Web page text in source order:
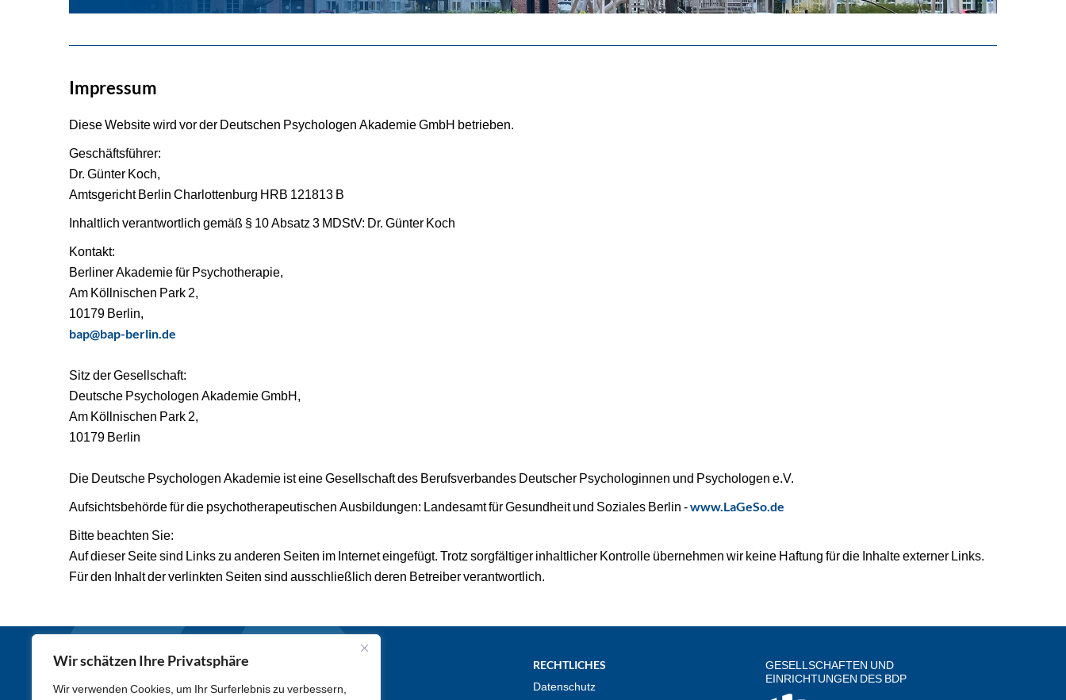
Wir schätzen Ihre Privatsphäre
Wir verwenden Cookies, um Ihr Surferlebnis zu verbessern,
Impressum
Diese Website wird vor der Deutschen Psychologen Akademie GmbH betrieben.
Geschäftsführer:
Dr. Günter Koch,
Amtsgericht Berlin Charlottenburg HRB 121813 B
Inhaltlich verantwortlich gemäß § 10 Absatz 3 MDStV: Dr. Günter Koch
Kontakt:
Berliner Akademie für Psychotherapie,
Am Köllnischen Park 2,
10179 Berlin,
bap@bap-berlin.de
Sitz der Gesellschaft:
Deutsche Psychologen Akademie GmbH,
Am Köllnischen Park 2,
10179 Berlin
Die Deutsche Psychologen Akademie ist eine Gesellschaft des Berufsverbandes Deutscher Psychologinnen und Psychologen e.V.
Aufsichtsbehörde für die psychotherapeutischen Ausbildungen: Landesamt für Gesundheit und Soziales Berlin -www.LaGeSo.de
Bitte beachten Sie:
Auf dieser Seite sind Links zu anderen Seiten im Internet eingefügt. Trotz sorgfältiger inhaltlicher Kontrolle übernehmen wir keine Haftung für die Inhalte externer Links.
Für den Inhalt der verlinkten Seiten sind ausschließlich deren Betreiber verantwortlich.
Ausbildung
RECHTLICHES
Datenschutz
GESELLSCHAFTEN UND
EINRICHTUNGEN DES BDP